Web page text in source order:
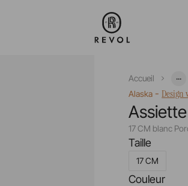
Accueil ...
Alaska -Design
17 CM blanc
Taille
17 CM
Couleur